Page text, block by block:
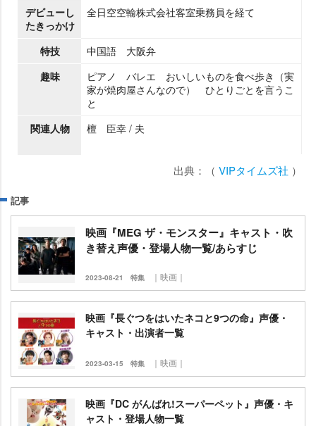
デビューし
たきっかけ
全日空空輸株式会社客室乗務員を経て
特技
中国語 大阪弁
趣味
ピアノ バレエ おいしいものを食べ歩き（実
家が焼肉屋さんなので） ひとりごとを言うこ
と
関連人物
檀 臣幸 / 夫
出典：（ VIPタイムズ社 ）
記事
映画『MEG ザ・モンスター』キャスト・吹
き替え声優・登場人物一覧/あらすじ
2023-08-21 特集 ｜映画｜
映画『長ぐつをはいたネコと9つの命』声優・
キャスト・出演者一覧
2023-03-15 特集 ｜映画｜
映画『DC がんばれ!スーパーペット』声優・キ
ャスト・登場人物一覧